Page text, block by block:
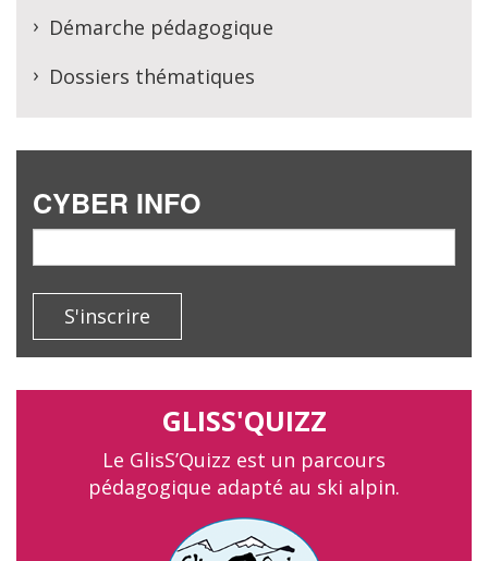
Démarche pédagogique
Dossiers thématiques
CYBER INFO
S'inscrire
GLISS'QUIZZ
Le GlisS’Quizz est un parcours
pédagogique adapté au ski alpin.